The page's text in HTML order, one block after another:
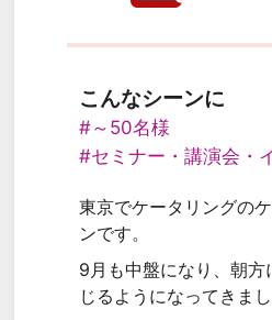
こんなシーンに
#～50名様
#セミナー・講演会・
東京でケータリングの
ンです。
9月も中盤になり、朝方
じるようになってきまし